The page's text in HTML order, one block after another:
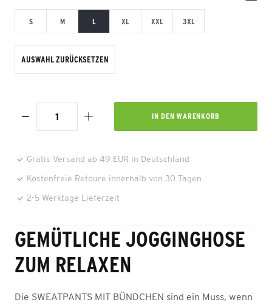
S M L XL XXL 3XL
AUSWAHL ZURÜCKSETZEN
IN DEN WARENKORB
Gratis Versand ab 49 EUR in Deutschland
Kostenfreie Retoure innerhalb von 30 Tagen
2-5 Werktage Lieferzeit
GEMÜTLICHE JOGGINGHOSE
ZUM RELAXEN
Die SWEATPANTS MIT BÜNDCHEN sind ein Muss, wenn